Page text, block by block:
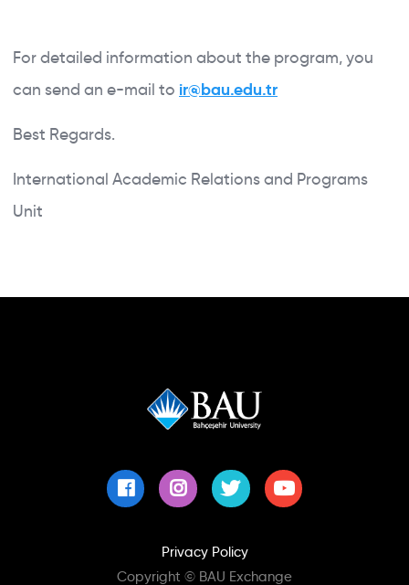
For detailed information about the program, you
can send an e-mail to ir@bau.edu.tr
Best Regards.
International Academic Relations and Programs
Unit
Privacy Policy
Copyright © BAU Exchange